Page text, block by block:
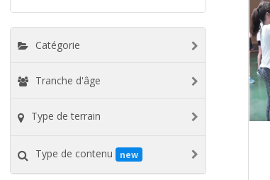
Catégorie
Tranche d'âge
Type de terrain
Type de contenu new